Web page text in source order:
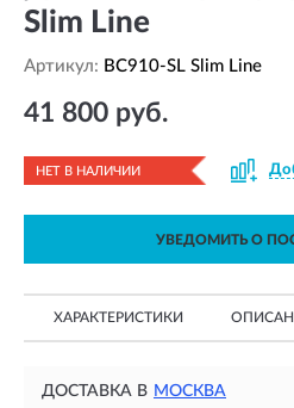
Slim Line
Артикул: BC910-SL Slim Line
41 800 руб.
НЕТ В НАЛИЧИИ
УВЕДОМИТЬ О
ХАРАКТЕРИСТИКИ
ДОСТАВКА В МОСКВА